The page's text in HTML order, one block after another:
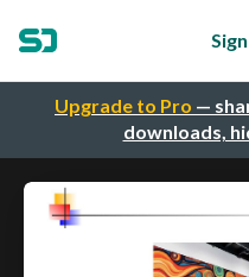
Upgrade to Pro —
downloads,